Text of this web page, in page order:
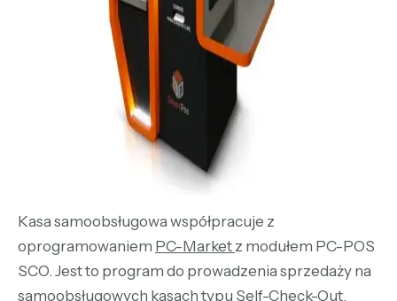
Kasa samoobsługowa współpracuje z
oprogramowaniem PC-Market z modułem PC-POS
SCO. Jest to program do prowadzenia sprzedaży na
samoobsługowych kasach typu Self-Check-Out.